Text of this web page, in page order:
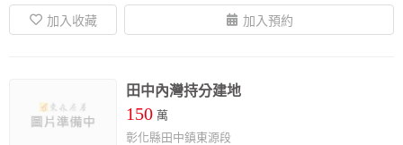
田中內灣持分建地
150 萬
彰化縣田中鎮東源段